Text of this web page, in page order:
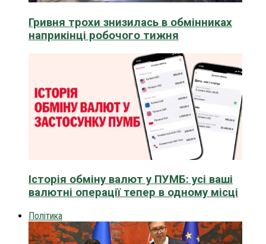
Гривня трохи знизилась в обмінниках
наприкінці робочого тижня
Історія обміну валют у ПУМБ: усі ваші
валютні операції тепер в одному місці
Політика